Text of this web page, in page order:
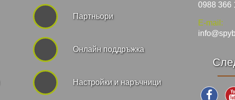
Партньори
Онлайн поддръжка
Hастройки и наръчници
0988 366
E-mail: